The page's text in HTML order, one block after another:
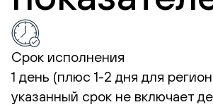
Срок исполнения
1 день (плюс 1-2 дня для
указанный срок не включает